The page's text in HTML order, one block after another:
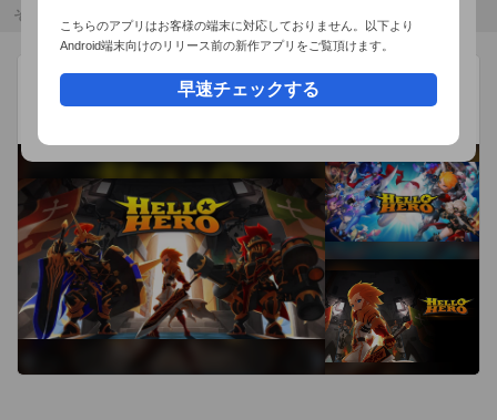
その他のおすすめコンテンツ
ハロー・ヒーロー 広告
こちらのアプリはお客様の端末に対応しておりません。以下より
Android端末向けのリリース前の新作アプリをご覧頂けます。
早速チェックする